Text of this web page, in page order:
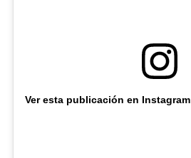
Ver esta publicación en Instagram